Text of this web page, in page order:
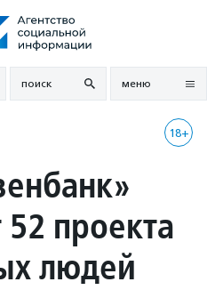
поиск меню
18+
проекта
людей